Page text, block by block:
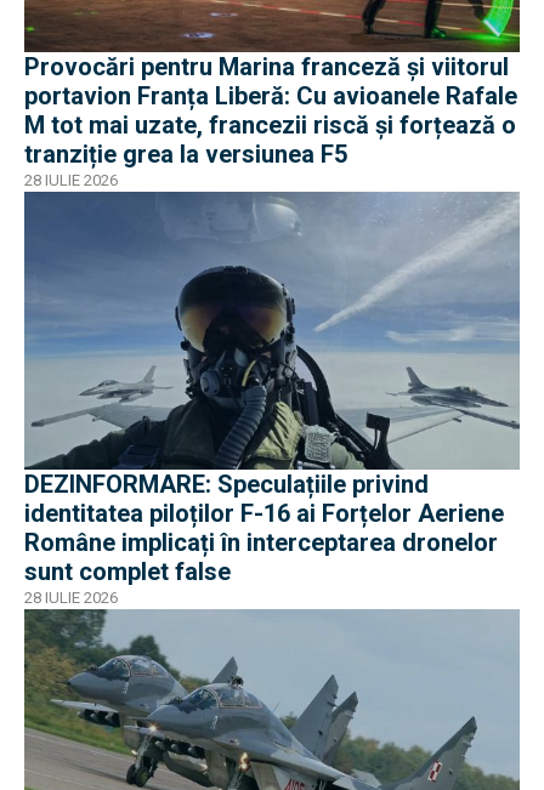
Provocări pentru Marina franceză și viitorul
portavion Franța Liberă: Cu avioanele Rafale
M tot mai uzate, francezii riscă și forțează o
tranziție grea la versiunea F5
28 IULIE 2026
DEZINFORMARE: Speculațiile privind
identitatea piloților F-16 ai Forțelor Aeriene
Române implicați în interceptarea dronelor
sunt complet false
28 IULIE 2026